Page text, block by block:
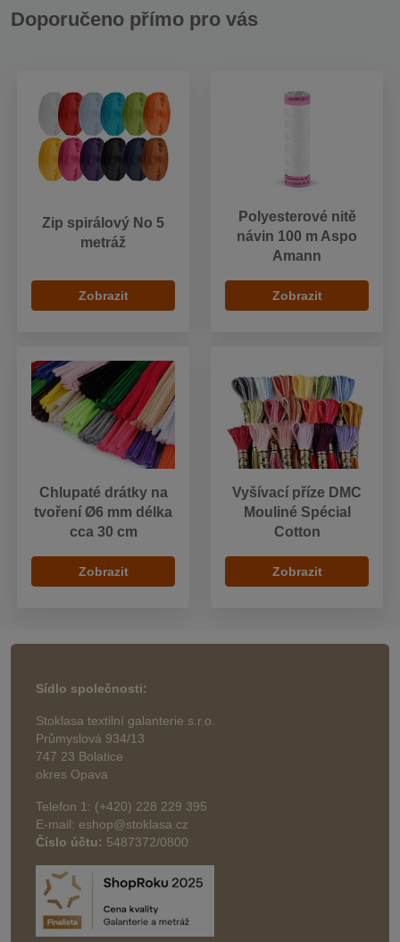
Doporučeno přímo pro vás
Zip spirálový No 5
metráž
Zobrazit
Polyesterové nitě
návin 100 m Aspo
Amann
Zobrazit
Chlupaté drátky na
tvoření Ø6 mm délka
cca 30 cm
Zobrazit
Vyšívací příze DMC
Mouliné Spécial
Cotton
Zobrazit
Sídlo společnosti:
Stoklasa textilní galanterie s.r.o.
Průmyslová 934/13
747 23 Bolatice
okres Opava
Telefon 1: (+420) 228 229 395
E-mail: eshop@stoklasa.cz
Číslo účtu: 5487372/0800